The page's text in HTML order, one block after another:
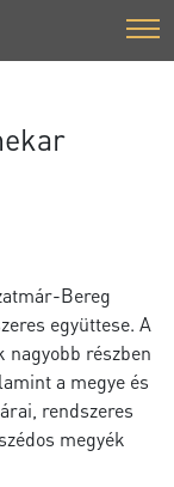
Bereg
együttese. A
nagyobb részben
a megye és
rendszeres
megyék